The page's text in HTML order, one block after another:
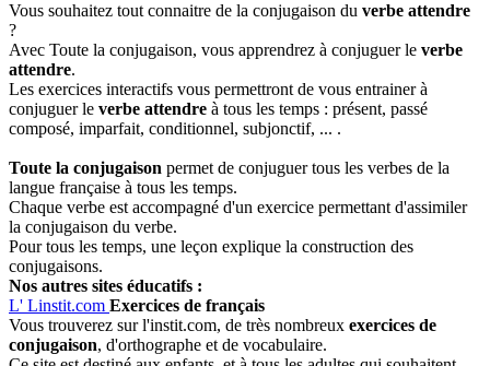
Vous souhaitez tout connaitre de la conjugaison du verbe attendre
?
Avec Toute la conjugaison, vous apprendrez à conjuguer le verbe
attendre.
Les exercices interactifs vous permettront de vous entrainer à
conjuguer le verbe attendre à tous les temps : présent, passé
composé, imparfait, conditionnel, subjonctif, ... .
Toute la conjugaison permet de conjuguer tous les verbes de la
langue française à tous les temps.
Chaque verbe est accompagné d'un exercice permettant d'assimiler
la conjugaison du verbe.
Pour tous les temps, une leçon explique la construction des
conjugaisons.
Nos autres sites éducatifs :
L' Linstit.com Exercices de français
Vous trouverez sur l'instit.com, de très nombreux exercices de
conjugaison, d'orthographe et de vocabulaire.